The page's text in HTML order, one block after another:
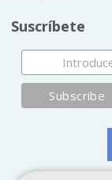
Suscríbete